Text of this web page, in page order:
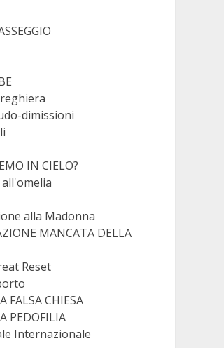
dimissioni
IN CIELO?
alla Madonna
MANCATA DELLA
Reset
FALSA CHIESA
PEDOFILIA
Internazionale